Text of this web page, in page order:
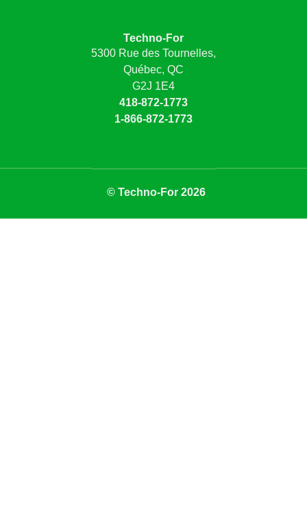
Techno-For
5300 Rue des Tournelles,
Québec, QC
G2J 1E4
418-872-1773
1-866-872-1773
© Techno-For 2026